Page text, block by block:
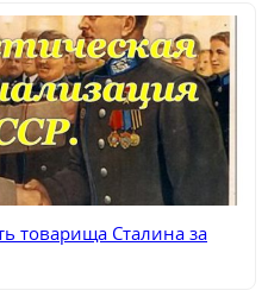
товарища Сталина за